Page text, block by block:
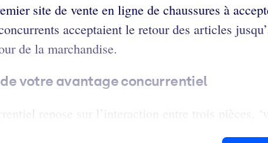
site de vente en ligne de chaussures à
acceptaient le retour des articles
de la marchandise.
votre avantage concurrentiel
repose sur l’interaction entre trois pièces,